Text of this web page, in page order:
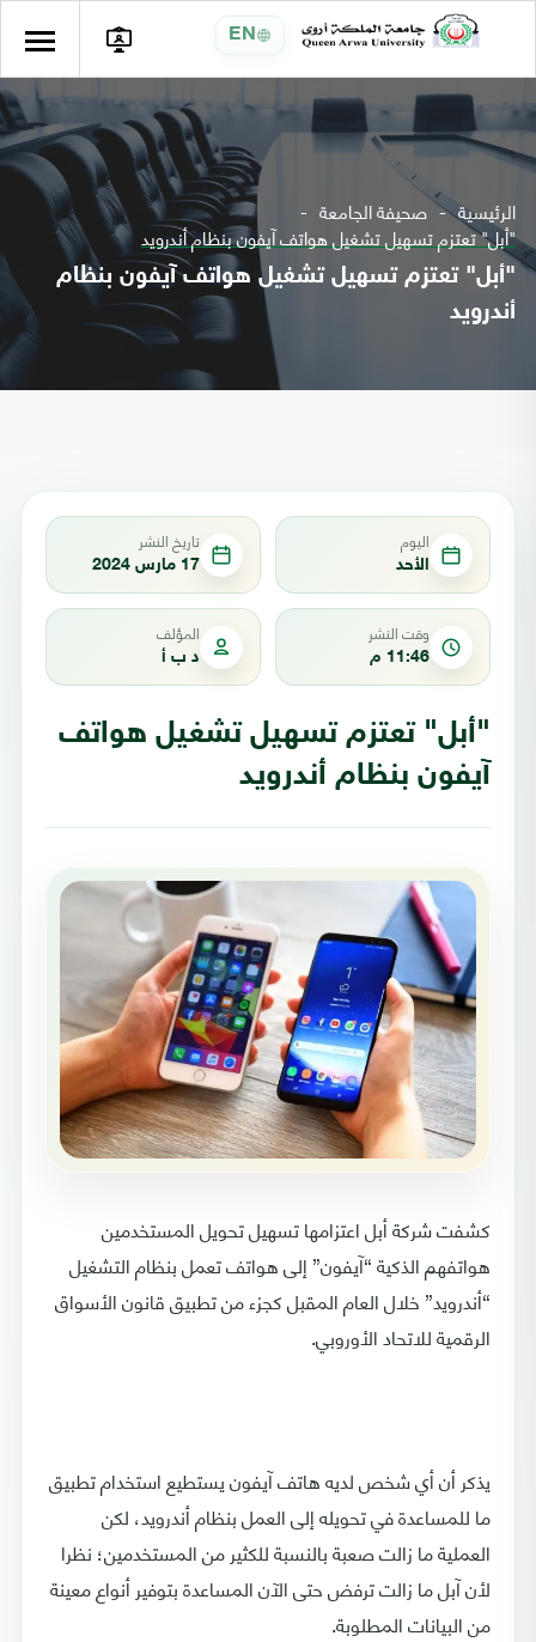
EN
الرئيسية صحيفة الجامعة
"أبل" تعتزم تسهيل تشغيل هواتف آيفون بنظام أندرويد
"أبل" تعتزم تسهيل تشغيل هواتف آيفون بنظام
أندرويد
اليوم
الأحد
تاريخ النشر
17 مارس 2024
وقت النشر
11:46 م
المؤلف
د ب أ
"أبل" تعتزم تسهيل تشغيل هواتف
آيفون بنظام أندرويد
كشفت شركة أبل اعتزامها تسهيل تحويل المستخدمين
هواتفهم الذكية “آيفون” إلى هواتف تعمل بنظام التشغيل
“أندرويد” خلال العام المقبل كجزء من تطبيق قانون الأسواق
الرقمية للاتحاد الأوروبي.
يذكر أن أي شخص لديه هاتف آيفون يستطيع استخدام تطبيق
ما للمساعدة في تحويله إلى العمل بنظام أندرويد، لكن
العملية ما زالت صعبة بالنسبة للكثير من المستخدمين؛ نظرا
لأن آبل ما زالت ترفض حتى الآن المساعدة بتوفير أنواع معينة
من البيانات المطلوبة.